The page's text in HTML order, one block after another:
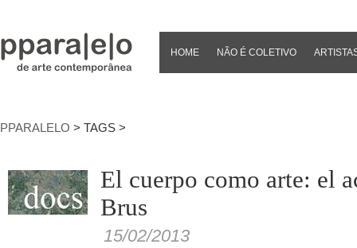
HOME NÃO É COLETIVO
PPARALELO > TAGS >
El cuerpo como arte: el
Brus
15/02/2013